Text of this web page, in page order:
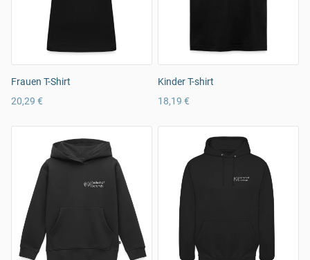
Frauen T-Shirt
20,29 €
Kinder T-shirt
18,19 €